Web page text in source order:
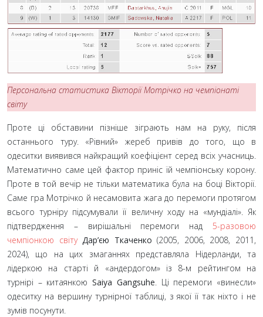
Персональна статистика Вікторії Мотрічко на чемпіонаті
світу
Проте ці обставини пізніше зіграють нам на руку, після
останнього туру. «Рівний» жереб привів до того, що в
одеситки виявився найкращий коефіцієнт серед всіх учасниць.
Математично саме цей фактор приніс їй чемпіонську корону.
Проте в той вечір не тільки математика була на боці Вікторії.
Саме гра Мотрічко й несамовита жага до перемоги протягом
всього турніру підсумували її величну ходу на «мундіалі». Як
підтвердження – вирішальні перемоги над 5-разовою
чемпіонкою світу Дар’єю Ткаченко (2005, 2006, 2008, 2011,
2024), що на цих змаганнях представляла Нідерланди, та
лідеркою на старті й «андердогом» із 8-м рейтингом на
турнірі – китаянкоюSaiya Gangsuhe. Ці перемоги «винесли»
одеситку на вершину турнірної таблиці, з якої її так ніхто і не
зумів посунути.